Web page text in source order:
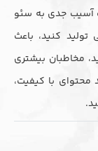
آسیب جدی به سئو
کنید، باعث
مخاطبان بیشتری
محتوای با کیفیت،